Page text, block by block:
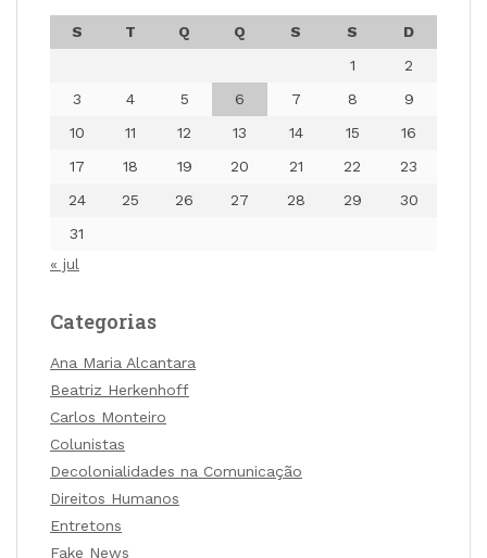
S T Q Q S S
D
1
2
3
4 5 6 7 8
9
10
11 12 13 14 15
16
17
18 19 20 21 22
23
24
25 26 27 28 29
30
31
« jul
Categorias
Ana Maria Alcantara
Beatriz Herkenhoff
Carlos Monteiro
Colunistas
Decolonialidades na Comunicação
Direitos Humanos
Entretons
Fake News